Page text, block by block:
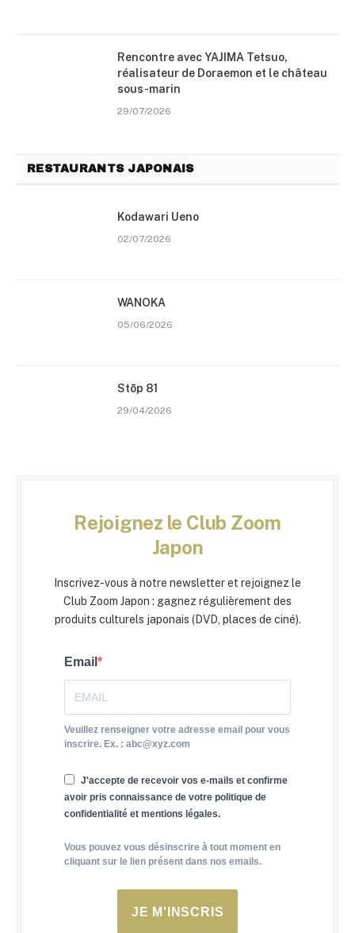
Rencontre avec YAJIMA Tetsuo,
réalisateur de Doraemon et le château
sous-marin
29/07/2026
RESTAURANTS JAPONAIS
Kodawari Ueno
02/07/2026
WANOKA
05/06/2026
Stōp 81
29/04/2026
Rejoignez le Club Zoom
Japon
Inscrivez-vous à notre newsletter et rejoignez le
Club Zoom Japon : gagnez régulièrement des
produits culturels japonais (DVD, places de ciné).
Email
Veuillez renseigner votre adresse email pour vous
inscrire. Ex. : abc@xyz.com
J'accepte de recevoir vos e-mails et confirme
avoir pris connaissance de votre politique de
confidentialité et mentions légales.
Vous pouvez vous désinscrire à tout moment en
cliquant sur le lien présent dans nos emails.
JE M'INSCRIS